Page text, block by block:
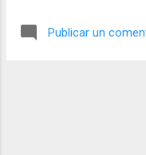
pronto
Publicar un